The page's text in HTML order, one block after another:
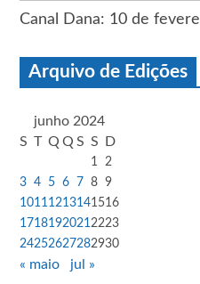
Canal Dana: 10 de
Arquivo de Edições
junho 2024
S T Q Q S S D
1
2
3 4 5 6 7 8 9
1011 1213141516
1718192021 2223
24252627282930
« maio jul »